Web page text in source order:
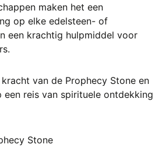
maken het een
op elke edelsteen- of
een krachtig hulpmiddel voor
van de Prophecy Stone en
een reis van spirituele ontdekking
Stone